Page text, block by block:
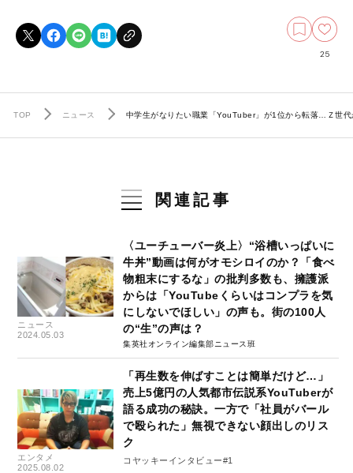
25
TOP ニュース 中学生がなりたい職業「YouTuber」が1位から転落…Ｚ世
関連記事
ニュース
2024.05.03
〈ユーチューバー炎上〉“浴槽いっぱいに
牛丼”動画は何がオモシロイのか？「食べ
物粗末にするな」の批判多数も、擁護派
からは「YouTubeくらいはコンプラを気
にしないでほしい」の声も。街の100人
の“生”の声は？
集英社オンライン編集部ニュース班
エンタメ
2025.08.02
「再生数を伸ばすことは簡単だけど…」
売上5億円の人気都市伝説系YouTuberが
語る成功の秘訣。一方で「社員がバール
で殴られた」無視できない顔出しのリス
ク
コヤッキーインタビュー#1